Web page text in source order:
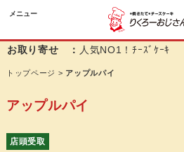
メニュー
お取り寄せ ： 人気NO1！ﾁｰｽﾞｹｰｷ
トップページ > アップルパイ
アップルパイ
店頭受取